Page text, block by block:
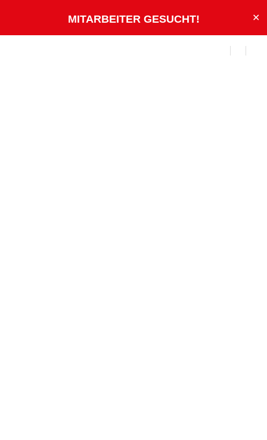
MITARBEITER GESUCHT! ✕